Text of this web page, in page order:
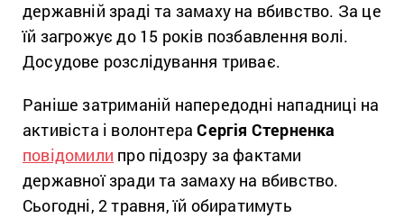
державній зраді та замаху на вбивство. За це
їй загрожує до 15 років позбавлення волі.
Досудове розслідування триває.
Раніше затриманій напередодні нападниці на
активіста і волонтераСергія Стерненка
повідомили про підозру за фактами
державної зради та замаху на вбивство.
Сьогодні, 2 травня, їй обиратимуть